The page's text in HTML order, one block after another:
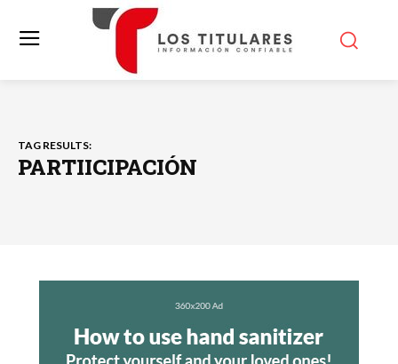
TAG RESULTS:
PARTIICIPACIÓN